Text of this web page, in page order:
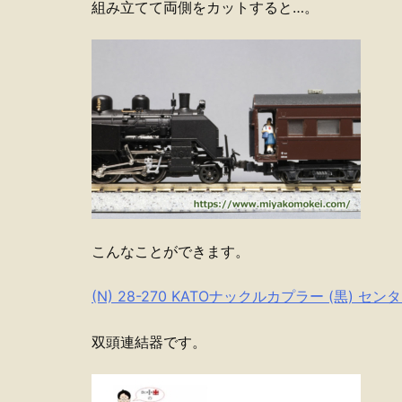
組み立てて両側をカットすると…。
こんなことができます。
(N) 28-270 KATOナックルカプラー (黒) セン
双頭連結器です。